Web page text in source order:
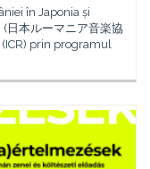
în Japonia și
日本ルーマニア音楽協
prin programul